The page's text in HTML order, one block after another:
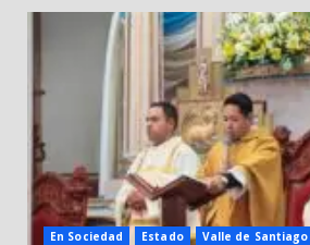
Muere peatón
motociclista en
4 de agosto de 2026
4
Valle de Santiago
José Antonio
Cárdenas, “El
3 de agosto de 2026
En Sociedad Estado Valle de Santiago